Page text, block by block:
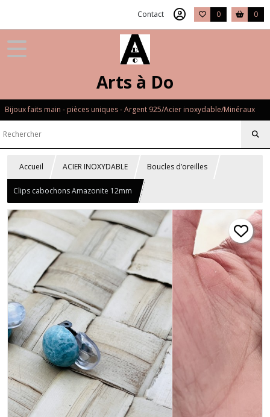
Contact 0 0
Arts à Do
Bijoux faits main - pièces uniques - Argent 925/Acier inoxydable/Minéraux
Accueil ACIER INOXYDABLE Boucles d’oreilles
Clips cabochons Amazonite 12mm